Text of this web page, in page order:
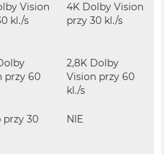
Vision
kl./s
4K Dolby Vision
przy 30 kl./s
przy 60
2,8K Dolby
Vision przy 60
kl./s
przy 30
NIE